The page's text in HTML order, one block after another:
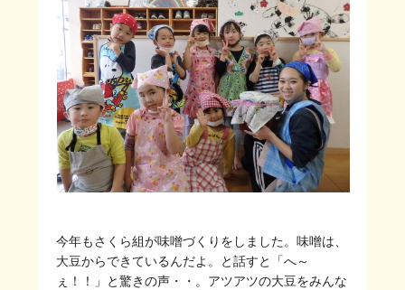
今年もさくら組が味噌づくりをしました。味噌は、
大豆からできているんだよ。と話すと「へ～
ぇ！！」と驚きの声・・。アツアツの大豆をみんな